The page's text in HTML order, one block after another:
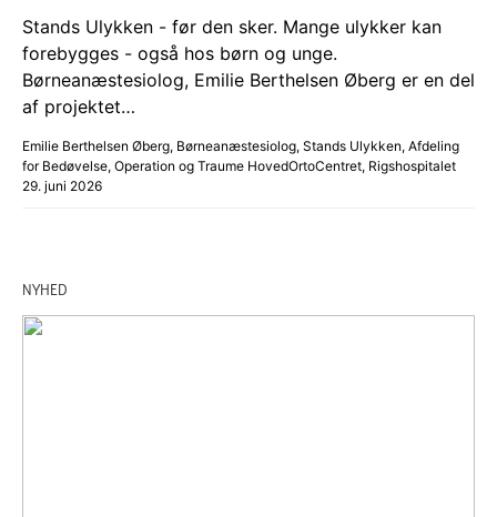
Stands Ulykken - før den sker. Mange ulykker kan
forebygges - også hos børn og unge.
Børneanæstesiolog, Emilie Berthelsen Øberg er en del
af projektet…
Emilie Berthelsen Øberg, Børneanæstesiolog, Stands Ulykken, Afdeling
for Bedøvelse, Operation og Traume HovedOrtoCentret, Rigshospitalet
29. juni 2026
NYHED